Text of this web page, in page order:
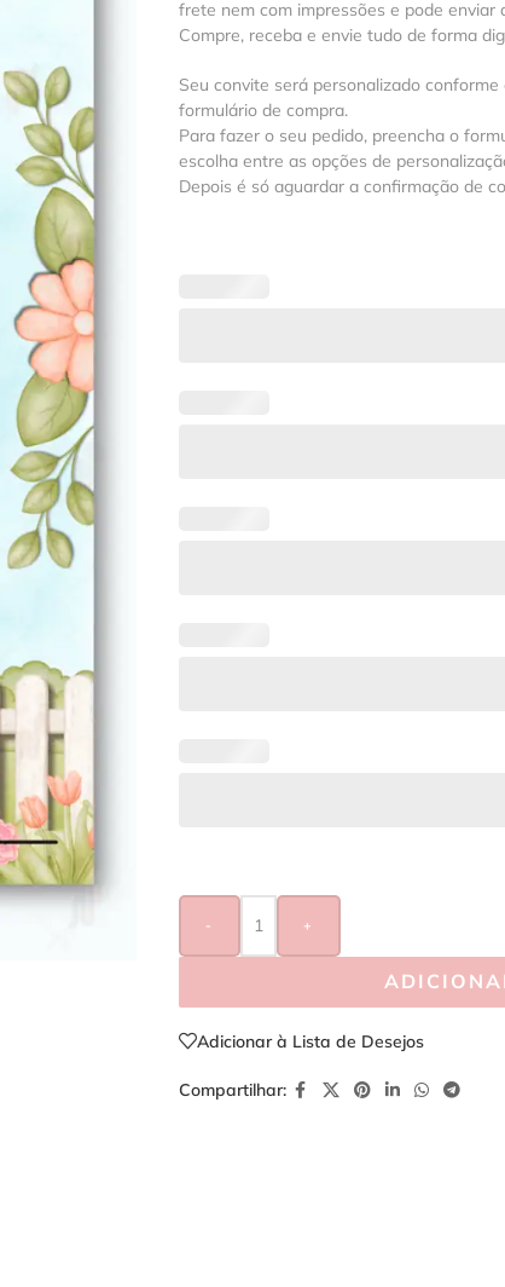
frete nem com impressões e pode
Compre, receba e envie tudo de forma
Seu convite será personalizado
formulário de compra.
Para fazer o seu pedido, preencha o
escolha entre as opções de
Depois é só aguardar a confirmação de
- +
Adicionar à Lista de Desejos
Compartilhar: